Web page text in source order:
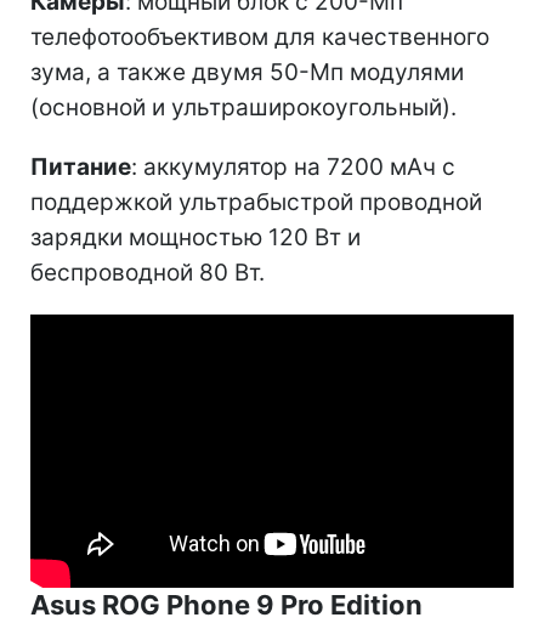
телефотообъективом для качественного
зума, а также двумя 50-Мп модулями
(основной и ультраширокоугольный).
Питание: аккумулятор на 7200 мАч с
поддержкой ультрабыстрой проводной
зарядки мощностью 120 Вт и
беспроводной 80 Вт.
Asus ROG Phone 9 Pro Edition